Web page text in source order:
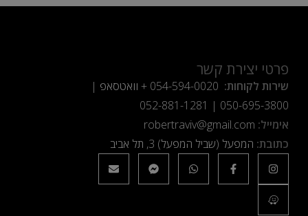
פרטי יצירת קשר
שירות לקוחות: 054-594-0020 + וואטסאפ |
050-695-3800
|
052-881-1281
אימייל: robertraviv@gmail.com
כתובת: המפעל (שביל המפעל) 3, תל אביב